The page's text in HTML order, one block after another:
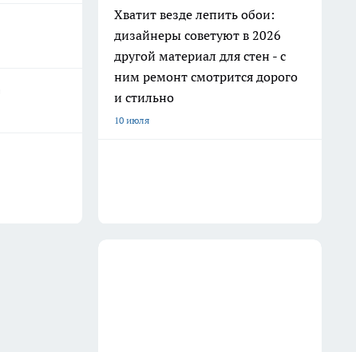
Хватит везде лепить обои:
дизайнеры советуют в 2026
другой материал для стен - с
ним ремонт смотрится дорого
и стильно
10 июля